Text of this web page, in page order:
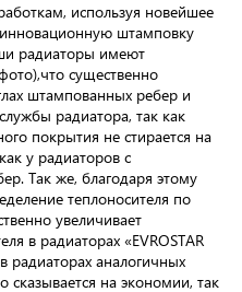
используя новейшее
штамповку
радиаторы имеют
существенно
штампованных ребер и
радиатора, так как
покрытия не стирается на
у радиаторов с
Так же, благодаря этому
теплоносителя по
увеличивает
в радиаторах «EVROSTAR
радиаторах аналогичных
сказывается на экономии, так